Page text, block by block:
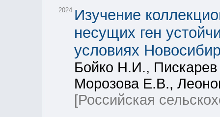
2024 Изучение
несущих ген
условиях
Бойко Н.И.,
Морозова Е.В.,
[Российская